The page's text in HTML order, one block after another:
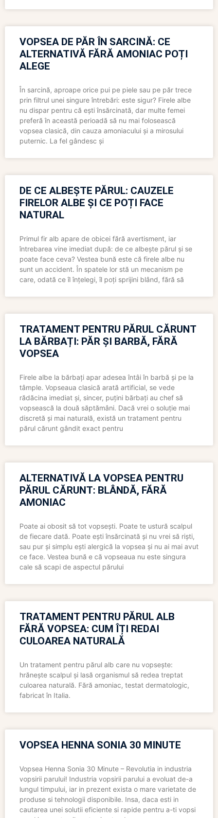
VOPSEA DE PĂR ÎN SARCINĂ: CE
ALTERNATIVĂ FĂRĂ AMONIAC POȚI
ALEGE
În sarcină, aproape orice pui pe piele sau pe păr trece
prin filtrul unei singure întrebări: este sigur? Firele albe
nu dispar pentru că ești însărcinată, dar multe femei
preferă în această perioadă să nu mai folosească
vopsea clasică, din cauza amoniacului și a mirosului
puternic. La fel gândesc și
DE CE ALBEȘTE PĂRUL: CAUZELE
FIRELOR ALBE ȘI CE POȚI FACE
NATURAL
Primul fir alb apare de obicei fără avertisment, iar
întrebarea vine imediat după: de ce albește părul și se
poate face ceva? Vestea bună este că firele albe nu
sunt un accident. În spatele lor stă un mecanism pe
care, odată ce îl înțelegi, îl poți sprijini blând, fără să
TRATAMENT PENTRU PĂRUL CĂRUNT
LA BĂRBAȚI: PĂR ȘI BARBĂ, FĂRĂ
VOPSEA
Firele albe la bărbați apar adesea întâi în barbă și pe la
tâmple. Vopseaua clasică arată artificial, se vede
rădăcina imediat și, sincer, puțini bărbați au chef să
vopsească la două săptămâni. Dacă vrei o soluție mai
discretă și mai naturală, există un tratament pentru
părul cărunt gândit exact pentru
ALTERNATIVĂ LA VOPSEA PENTRU
PĂRUL CĂRUNT: BLÂNDĂ, FĂRĂ
AMONIAC
Poate ai obosit să tot vopsești. Poate te ustură scalpul
de fiecare dată. Poate ești însărcinată și nu vrei să riști,
sau pur și simplu ești alergică la vopsea și nu ai mai avut
ce face. Vestea bună e că vopseaua nu este singura
cale să scapi de aspectul părului
TRATAMENT PENTRU PĂRUL ALB
FĂRĂ VOPSEA: CUM ÎȚI REDAI
CULOAREA NATURALĂ
Un tratament pentru părul alb care nu vopsește:
hrănește scalpul și lasă organismul să redea treptat
culoarea naturală. Fără amoniac, testat dermatologic,
fabricat în Italia.
VOPSEA HENNA SONIA 30 MINUTE
Vopsea Henna Sonia 30 Minute – Revolutia in industria
vopsirii parului! Industria vopsirii parului a evoluat de-a
lungul timpului, iar in prezent exista o mare varietate de
produse si tehnologii disponibile. Insa, daca esti in
cautarea unei solutii eficiente si rapide pentru a-ti vopsi